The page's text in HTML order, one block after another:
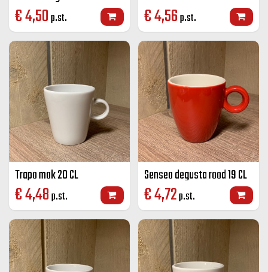
€4,50p.st. €4,56p.st.
Trapo mok 20 CL
€4,48p.st.
Senseo degusta rood 19 CL
€4,72p.st.